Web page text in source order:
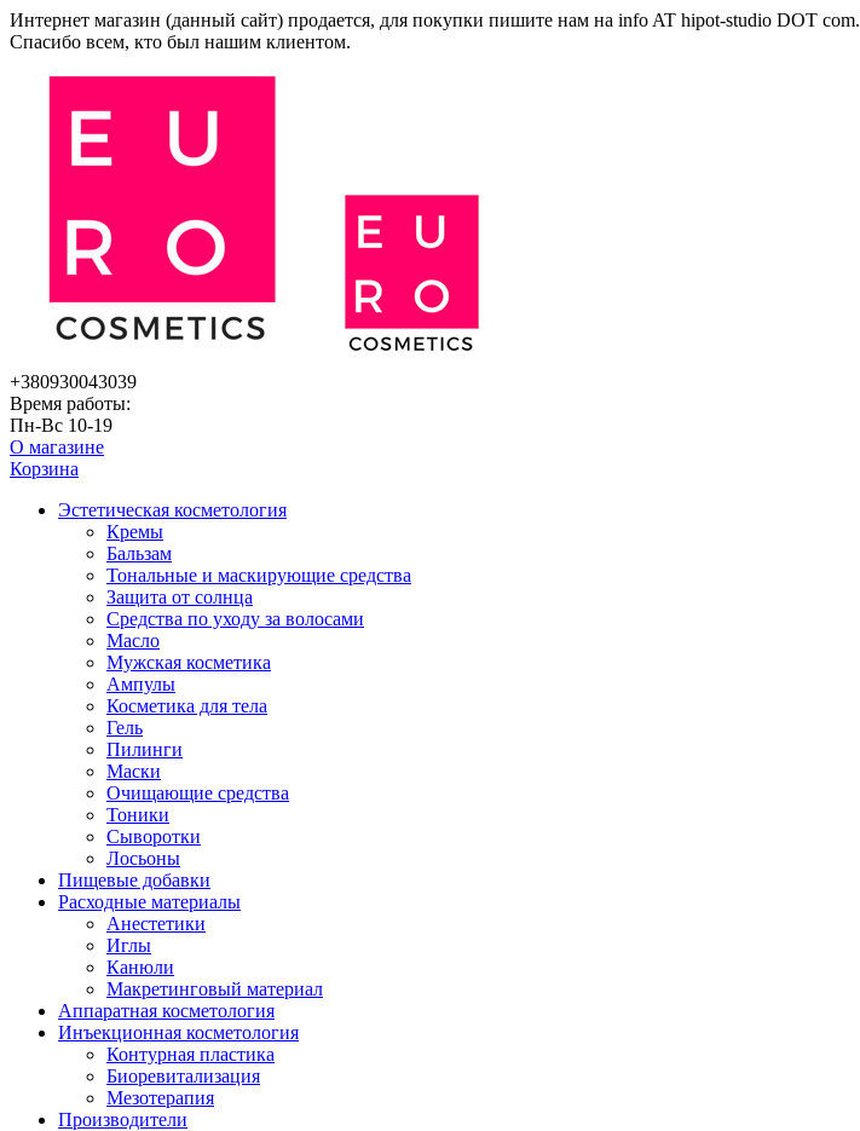
Интернет магазин (данный сайт) продается, для покупки пишите нам на info AT hipot-studio DOT com.
Спасибо всем, кто был нашим клиентом.
+380930043039
Время работы:
Пн-Вс 10-19
О магазине
Корзина
Эстетическая косметология
Кремы
Бальзам
Тональные и маскирующие средства
Защита от солнца
Средства по уходу за волосами
Масло
Мужская косметика
Ампулы
Косметика для тела
Гель
Пилинги
Маски
Очищающие средства
Тоники
Сыворотки
Лосьоны
Пищевые добавки
Расходные материалы
Анестетики
Иглы
Канюли
Макретинговый материал
Аппаратная косметология
Инъекционная косметология
Контурная пластика
Биоревитализация
Мезотерапия
Производители